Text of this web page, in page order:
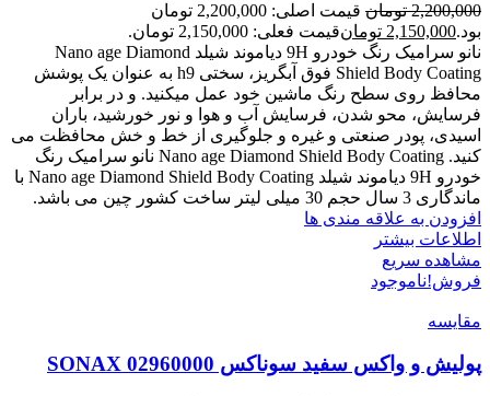
2,200,000 تومان
قیمت اصلی: 2,200,000 تومان
بود.2,150,000 تومانقیمت فعلی: 2,150,000 تومان.
نانو سرامیک رنگ خودرو 9H دیاموند شیلد Nano age Diamond
Shield Body Coating فوق آبگریز، سختی h9 به عنوان یک پوشش
محافظ روی سطح رنگ ماشین خود عمل میکنید. و در برابر
فرسایش، محو شدن، فرسایش آب و هوا و نور خورشید، باران
اسیدی، پودر صنعتی و غیره و جلوگیری از خط و خش محافظت می
کنید. Nano age Diamond Shield Body Coating نانو سرامیک رنگ
خودرو 9H دیاموند شیلد Nano age Diamond Shield Body Coating با
ماندگاری 3 سال حجم 30 میلی لیتر ساخت کشور چین می باشد.
افزودن به علاقه مندی ها
اطلاعات بیشتر
مشاهده سریع
فروش!ناموجود
مقایسه
پولیش و واکس سفید سوناکس SONAX 02960000